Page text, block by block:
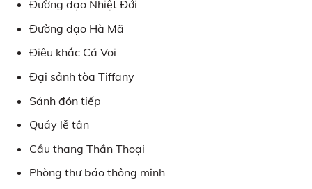
Đường dạo Nhiệt Đới
Đường dạo Hà Mã
Điêu khắc Cá Voi
Đại sảnh tòa Tiffany
Sảnh đón tiếp
Quầy lễ tân
Cầu thang Thần Thoại
Phòng thư báo thông minh